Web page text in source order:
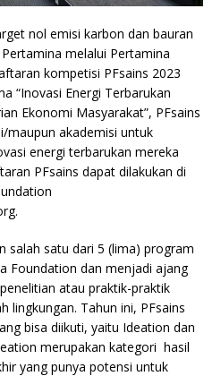
nol emisi karbon dan bauran
melalui Pertamina
kompetisi PFsains 2023
“Inovasi Energi Terbarukan
Ekonomi Masyarakat”, PFsains
maupun akademisi untuk
energi terbarukan mereka
PFsains dapat dilakukan di
salah satu dari 5 (lima) program
Foundation dan menjadi ajang
atau praktik-praktik
lingkungan. Tahun ini, PFsains
bisa diikuti, yaitu Ideation dan
merupakan kategori hasil
yang punya potensi untuk